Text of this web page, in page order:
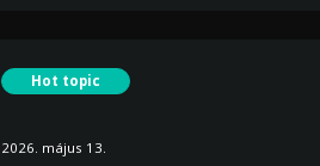
Hot topic
2026. május 13.